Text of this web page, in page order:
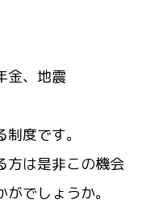
金、地震
度です。
方は是非この機会
でしょうか。